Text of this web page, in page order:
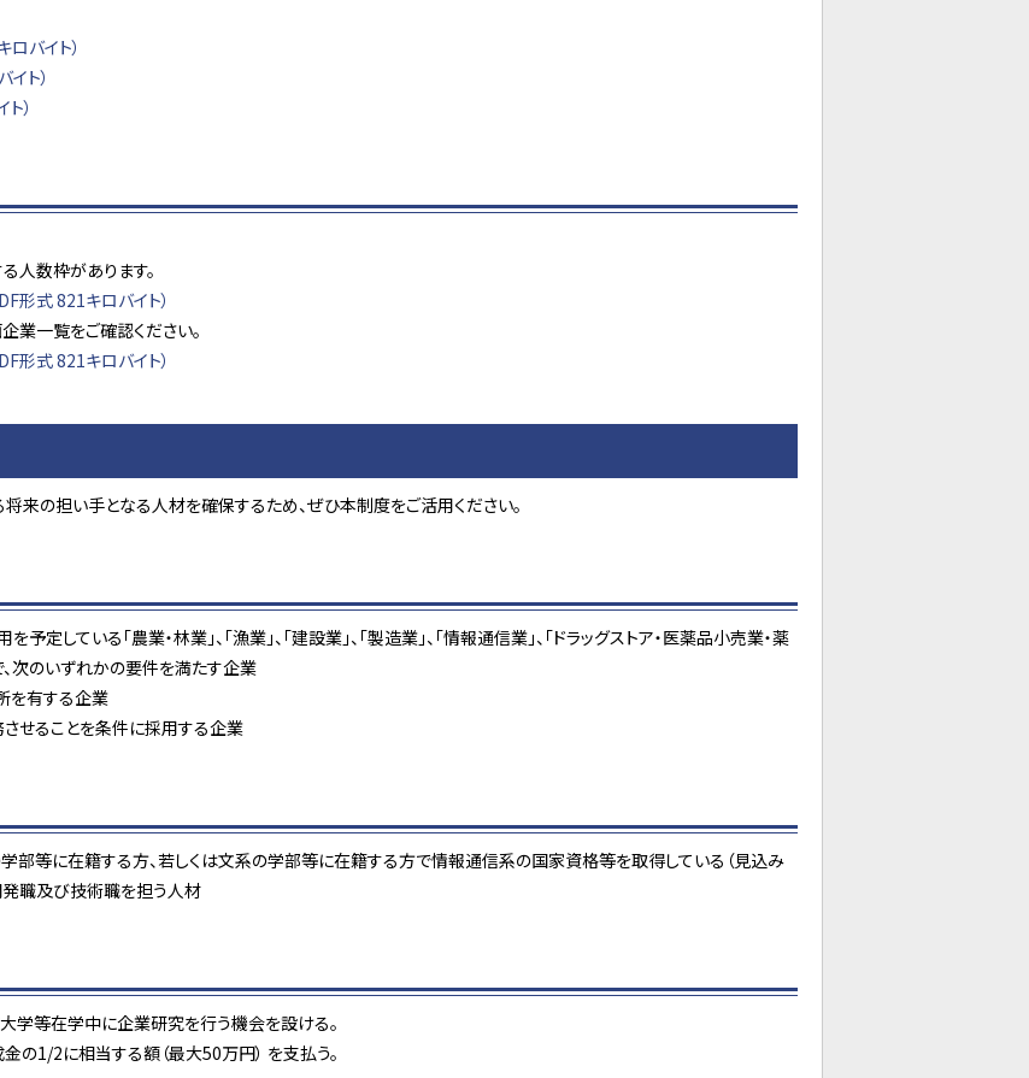
バイト）
ト）
）
人数枠があります。
形式 821キロバイト）
業一覧をご確認ください。
形式 821キロバイト）
来の担い手となる人材を確保するため、ぜひ本制度をご活用ください。
している「農業・林業」、「漁業」、「建設業」、「製造業」、「情報通信業」、「ドラッグストア・医薬品小売業・薬
、次のいずれかの要件を満たす企業
を有する企業
せることを条件に採用する企業
部等に在籍する方、若しくは文系の学部等に在籍する方で情報通信系の国家資格等を取得している（見込み
発職及び技術職を担う人材
学等在学中に企業研究を行う機会を設ける。
の1/2に相当する額（最大50万円） を支払う。